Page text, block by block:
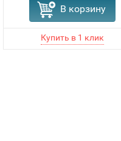
В корзину